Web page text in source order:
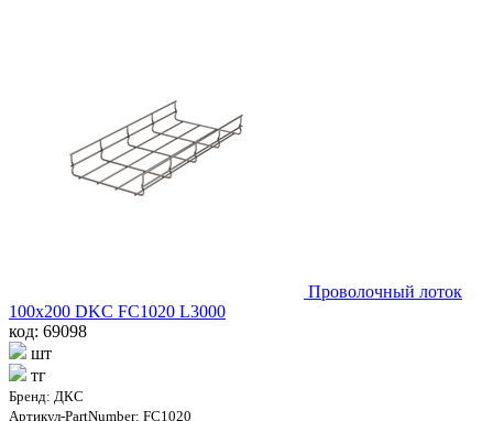
Проволочный лоток
100х200 DKC FC1020 L3000
код: 69098
шт
тг
Бренд: ДКС
Артикул-PartNumber: FC1020